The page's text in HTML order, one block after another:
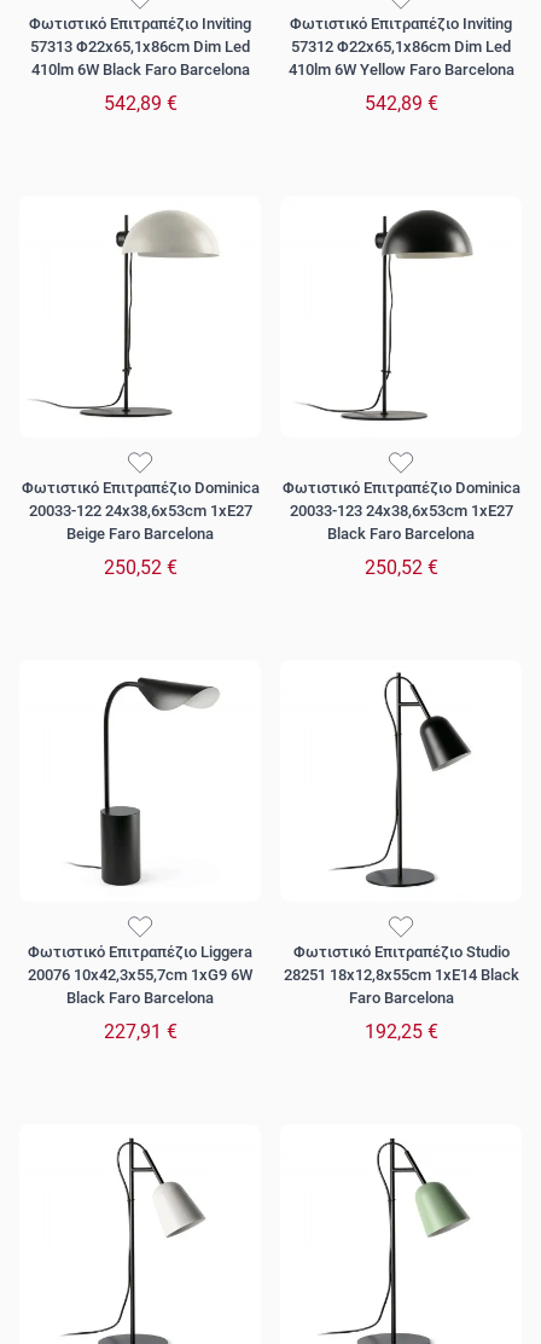
Φωτιστικό Επιτραπέζιο Inviting
57313 Φ22x65,1x86cm Dim Led
410lm 6W Black Faro Barcelona
542,89 €
Φωτιστικό Επιτραπέζιο Inviting
57312 Φ22x65,1x86cm Dim Led
410lm 6W Yellow Faro Barcelona
542,89 €
Φωτιστικό Επιτραπέζιο Dominica
20033-122 24x38,6x53cm 1xE27
Beige Faro Barcelona
250,52 €
Φωτιστικό Επιτραπέζιο Dominica
20033-123 24x38,6x53cm 1xE27
Black Faro Barcelona
250,52 €
Φωτιστικό Επιτραπέζιο Liggera
20076 10x42,3x55,7cm 1xG9 6W
Black Faro Barcelona
227,91 €
Φωτιστικό Επιτραπέζιο Studio
28251 18x12,8x55cm 1xE14 Black
Faro Barcelona
192,25 €